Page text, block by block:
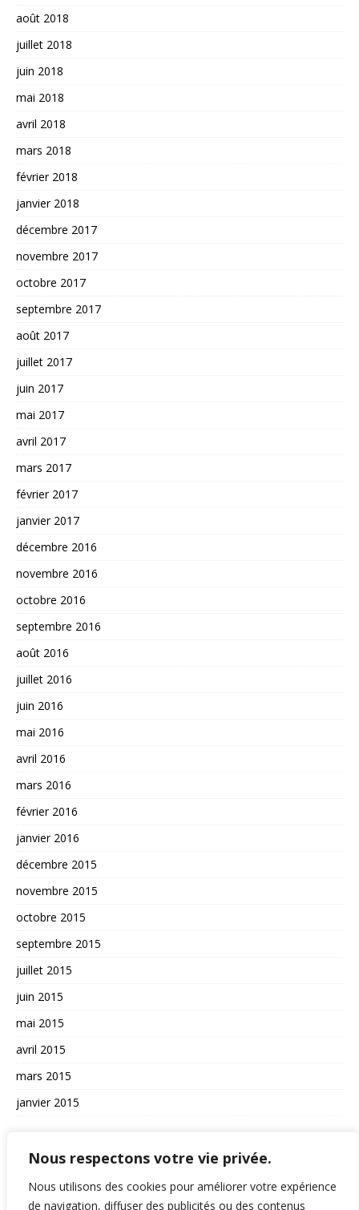
Nous respectons votre vie privée.
Nous utilisons des cookies pour améliorer votre expérience
de navigation, diffuser des publicités ou des contenus
août 2018
juillet 2018
juin 2018
mai 2018
avril 2018
mars 2018
février 2018
janvier 2018
décembre 2017
novembre 2017
octobre 2017
septembre 2017
août 2017
juillet 2017
juin 2017
mai 2017
avril 2017
mars 2017
février 2017
janvier 2017
décembre 2016
novembre 2016
octobre 2016
septembre 2016
août 2016
juillet 2016
juin 2016
mai 2016
avril 2016
mars 2016
février 2016
janvier 2016
décembre 2015
novembre 2015
octobre 2015
septembre 2015
juillet 2015
juin 2015
mai 2015
avril 2015
mars 2015
janvier 2015
La vie du site
A propos et contact